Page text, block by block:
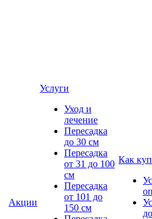
Акции
Услуги
Уход и
лечение
Пересадка
до 30 см
Пересадка
от 31 до 100
см
Пересадка
от 101 до
150 см
Как